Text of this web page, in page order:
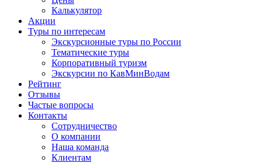
Калькулятор
Акции
Туры по интересам
Экскурсионные туры по России
Тематические туры
Корпоративный туризм
Экскурсии по КавМинВодам
Рейтинг
Отзывы
Частые вопросы
Контакты
Сотрудничество
О компании
Наша команда
Клиентам